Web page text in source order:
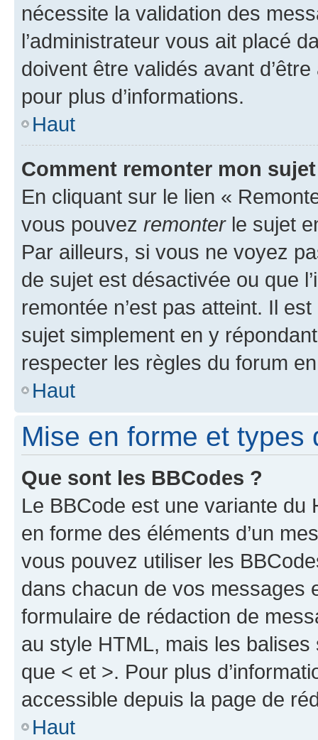
nécessite la validation des
l’administrateur vous ait placé
doivent être validés avant
pour plus d’informations.
Haut
Comment remonter mon
En cliquant sur le lien «
vous pouvez remonterle sujet
Par ailleurs, si vous ne voyez
de sujet est désactivée ou que
remontée n’est pas atteint. Il
sujet simplement en y
respecter les règles du forum
Haut
Mise en forme et types
Que sont les BBCodes ?
Le BBCode est une variante du
en forme des éléments d’un
vous pouvez utiliser les
dans chacun de vos messages
formulaire de rédaction de
au style HTML, mais les
que < et >. Pour plus
accessible depuis la page de
Haut